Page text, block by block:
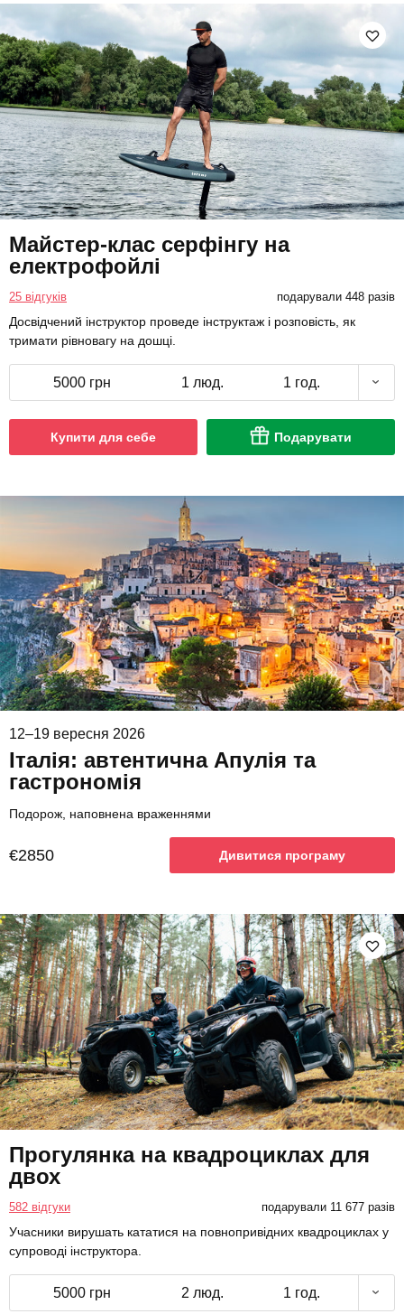
Майстер-клас серфінгу на
електрофойлі
25 відгуків подарували 448 разів
Досвідчений інструктор проведе інструктаж і розповість, як
тримати рівновагу на дошці.
5000 грн 1 люд. 1 год.
Купити для себе Подарувати
12–19 вересня 2026
Італія: автентична Апулія та
гастрономія
Подорож, наповнена враженнями
€2850 Дивитися програму
Прогулянка на квадроциклах для
двох
582 відгуки подарували 11 677 разів
Учасники вирушать кататися на повнопривідних квадроциклах у
супроводі інструктора.
5000 грн 2 люд. 1 год.